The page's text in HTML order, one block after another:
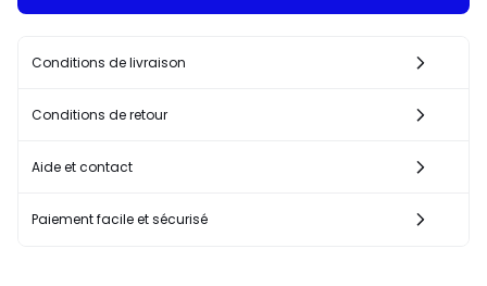
Conditions de livraison
Conditions de retour
Aide et contact
Paiement facile et sécurisé